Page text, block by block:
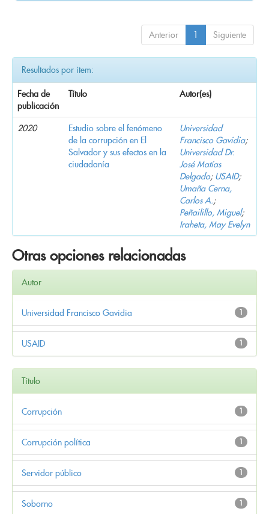
Anterior 1 Siguiente
Resultados por ítem:
Fecha de
publicación
Título Autor(es)
2020
Estudio sobre el fenómeno
de la corrupción en El
Salvador y sus efectos en la
ciudadanía
Universidad
Francisco Gavidia;
Universidad Dr.
José Matías
Delgado; USAID;
Umaña Cerna,
Carlos A.;
Peñailillo, Miguel;
Iraheta, May Evelyn
Otras opciones relacionadas
Autor
1
Universidad Francisco Gavidia
1
USAID
Título
1
Corrupción
1
Corrupción política
1
Servidor público
1
Soborno